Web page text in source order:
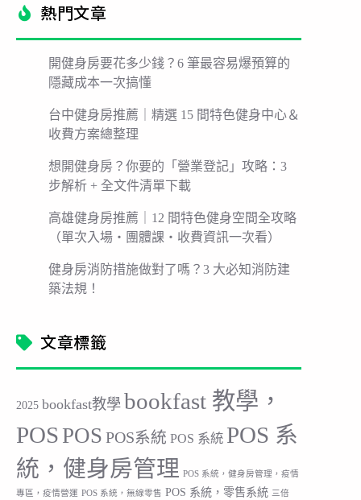
熱門文章​
開健身房要花多少錢？6 筆最容易爆預算的
隱藏成本一次搞懂
台中健身房推薦｜精選 15 間特色健身中心＆
收費方案總整理
想開健身房？你要的「營業登記」攻略：3
步解析 + 全文件清單下載
高雄健身房推薦｜12 間特色健身空間全攻略
（單次入場・團體課・收費資訊一次看）
健身房消防措施做對了嗎？3 大必知消防建
築法規！
文章標籤
2025 bookfast教學 bookfast 教學，
POS POS POS系統 POS 系統 POS 系
統，健身房管理 POS 系統，健身房管理，疫情
專區，疫情營運 POS 系統，無線零售 POS 系統，零售系統 三倍